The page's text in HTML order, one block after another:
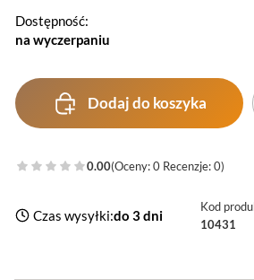
Dostępność:
na wyczerpaniu
Dodaj do koszyka
0.00(Oceny: 0 Recenzje: 0)
Czas wysyłki:do 3 dni
Kod
10431